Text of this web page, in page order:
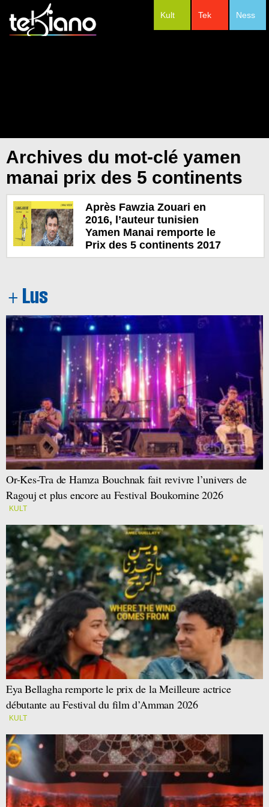
Ness
Tek
Kult
Archives du mot-clé yamen
manai prix des 5 continents
Après Fawzia Zouari en
2016, l’auteur tunisien
Yamen Manai remporte le
Prix des 5 continents 2017
Or-Kes-Tra de Hamza Bouchnak fait revivre l’univers de
Ragouj et plus encore au Festival Boukornine 2026
KULT
Eya Bellagha remporte le prix de la Meilleure actrice
débutante au Festival du film d’Amman 2026
KULT